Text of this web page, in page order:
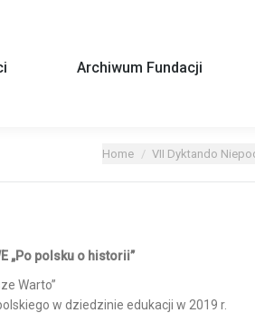
Archiwum Fundacji
Home VII Dyktando
„Po polsku o historii”
Warto”
w dziedzinie edukacji w 2019 r.